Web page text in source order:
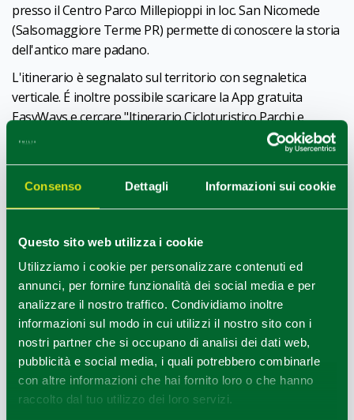
Consenso Dettagli Informazioni sui cookie
Questo sito web utilizza i cookie
Utilizziamo i cookie per personalizzare contenuti ed
annunci, per fornire funzionalità dei social media e per
analizzare il nostro traffico. Condividiamo inoltre
informazioni sul modo in cui utilizzi il nostro sito con i
nostri partner che si occupano di analisi dei dati web,
pubblicità e social media, i quali potrebbero combinarle
con altre informazioni che hai fornito loro o che hanno
raccolto dal tuo utilizzo dei loro servizi.
presso il Centro Parco Millepioppi in loc. San Nicomede
(Salsomaggiore Terme PR) permette di conoscere la storia
dell'antico mare padano.
L'itinerario è segnalato sul territorio con segnaletica
verticale. É inoltre possibile scaricare la App gratuita
EasyWays e cercare "Itinerario Cicloturistico Parchi e
Castelli del Ducato" nella Sezione Reti Locali.
Per conoscere tutti i dettagli sulle singole tappe e scaricare
le tracce GPX e KMZ è possibile collegarsi al sito deiParchi
del Ducato.
Punto informativo dell'Itinerario:
Castelli del Ducato di Parma, Piacenza, Guastalla e
Pontremoli
E-mail:info@castellidelducato.it
sito web:www.castellidelducato.it
INTERESSI
Terme & Outdoor